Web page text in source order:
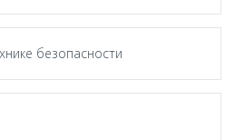
безопасности